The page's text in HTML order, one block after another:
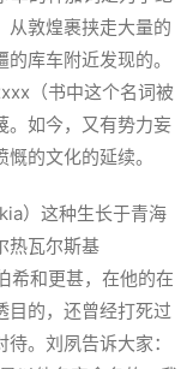
从敦煌裹挟走大量的
库车附近发现的。
（书中这个名词被
如今，又有势力妄
的文化的延续。
）这种生长于青海
热瓦尔斯基
希和更甚，在他的在
目的，还曾经打死过
。刘夙告诉大家：